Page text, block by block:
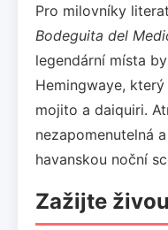
Pro milovníky
Bodeguita del
legendární místa
Hemingwaye,
mojito a daiquiri.
nezapomenutelná
havanskou noční
Zažijte